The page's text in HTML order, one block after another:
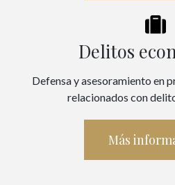
Delitos
Defensa y asesoramiento en
relacionados con
Más